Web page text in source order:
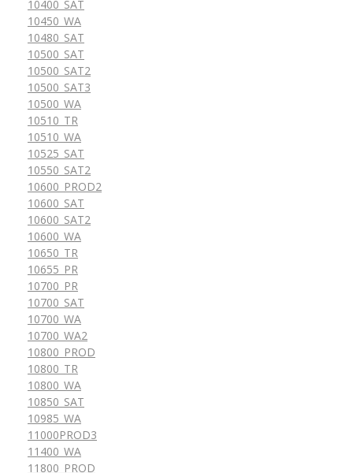
10400_SAT
10450_WA
10480_SAT
10500_SAT
10500_SAT2
10500_SAT3
10500_WA
10510_TR
10510_WA
10525_SAT
10550_SAT2
10600_PROD2
10600_SAT
10600_SAT2
10600_WA
10650_TR
10655_PR
10700_PR
10700_SAT
10700_WA
10700_WA2
10800_PROD
10800_TR
10800_WA
10850_SAT
10985_WA
11000PROD3
11400_WA
11800_PROD